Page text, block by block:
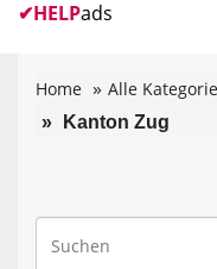
✔HELPads
Home Alle
Kanton Zug